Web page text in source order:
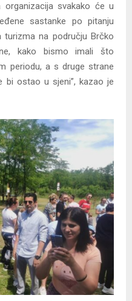
svakako će u
sastanke po pitanju
na području Brčko
kako bismo imali što
periodu, a s druge strane
bi ostao u sjeni”, kazao je